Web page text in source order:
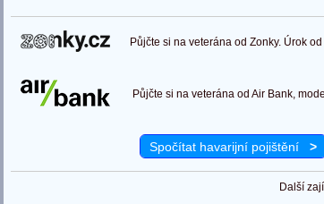
Půjčte si na veterána od Zonky. Úrok
Půjčte si na veterána od Air Bank,
Spočítat havarijní pojištění >
Další